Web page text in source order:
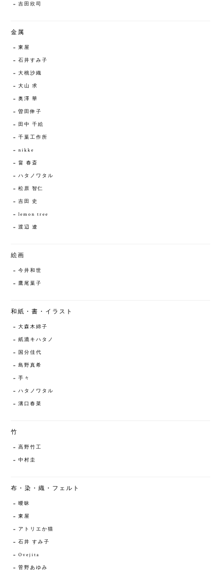
吉田欣司
金属
東屋
石井すみ子
大桃沙織
大山 求
奥澤 華
曽田伸子
田中 千絵
千葉工作所
nikke
畠 春斎
ハタノワタル
松原 智仁
吉田 史
lemon tree
渡辺 遼
絵画
今井和世
鷹尾葉子
和紙・書・イラスト
大森木綿子
紙漉キハタノ
国分佳代
島野真希
手々
ハタノワタル
溝口春菜
竹
高野竹工
中村圭
布・染・織・フェルト
曖昧
東屋
アトリエか猫
石井 すみ子
Ovejita
菅野あゆみ